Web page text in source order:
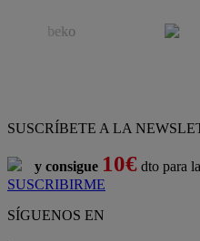
SUSCRÍBETE A LA
y consigue 10€ dto para
SUSCRIBIRME
SÍGUENOS EN